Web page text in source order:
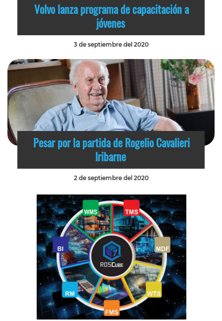
Volvo lanza programa de capacitación a
jóvenes
3 de septiembre del 2020
Pesar por la partida de Rogelio Cavalieri
Iribarne
2 de septiembre del 2020